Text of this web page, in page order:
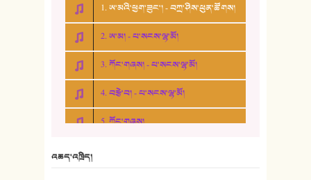
1. ཨ་མའི་ཕྱག་ཟུང་། - བཀྲ་ཤིས་ཕུན་ཚོགས།
2. ཨ་མ། - པ་སངས་ལྷ་མོ།
3. ཀོང་གཞས། - པ་སངས་ལྷ་མོ།
4. བརྩེ་བ། - པ་སངས་ལྷ་མོ།
5. ཀོང་གཞས།
འཆད་འཁྲིད།